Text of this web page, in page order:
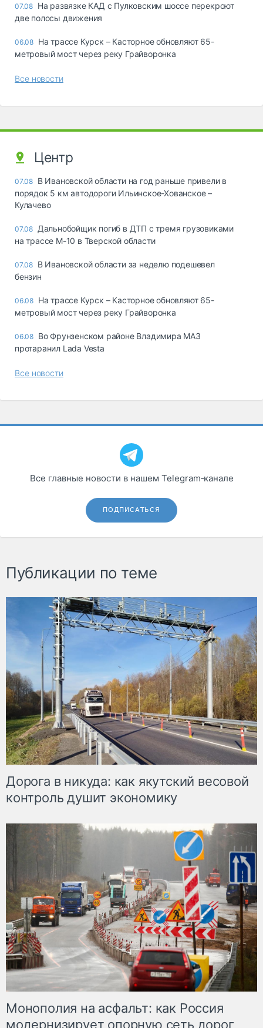
07.08 На развязке КАД с Пулковским шоссе перекроют
две полосы движения
06.08 На трассе Курск – Касторное обновляют 65-
метровый мост через реку Грайворонка
Все новости
Центр
07.08 В Ивановской области на год раньше привели в
порядок 5 км автодороги Ильинское-Хованское –
Кулачево
07.08 Дальнобойщик погиб в ДТП с тремя грузовиками
на трассе М-10 в Тверской области
07.08 В Ивановской области за неделю подешевел
бензин
06.08 На трассе Курск – Касторное обновляют 65-
метровый мост через реку Грайворонка
06.08 Во Фрунзенском районе Владимира МАЗ
протаранил Lada Vesta
Все новости
Все главные новости в нашем Telegram‑канале
ПОДПИСАТЬСЯ
Публикации по теме
Дорога в никуда: как якутский весовой
контроль душит экономику
Монополия на асфальт: как Россия
модернизирует опорную сеть дорог